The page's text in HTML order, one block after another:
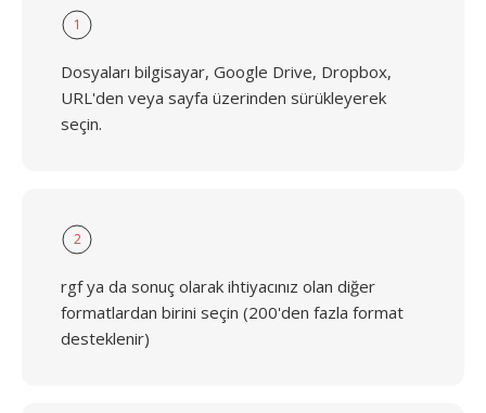
1
Dosyaları bilgisayar, Google Drive, Dropbox,
URL'den veya sayfa üzerinden sürükleyerek
seçin.
2
rgf ya da sonuç olarak ihtiyacınız olan diğer
formatlardan birini seçin (200'den fazla format
desteklenir)